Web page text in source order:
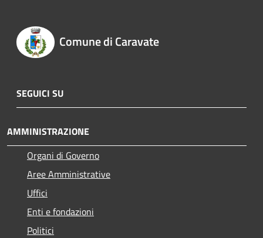
Comune di Caravate
SEGUICI SU
AMMINISTRAZIONE
Organi di Governo
Aree Amministrative
Uffici
Enti e fondazioni
Politici